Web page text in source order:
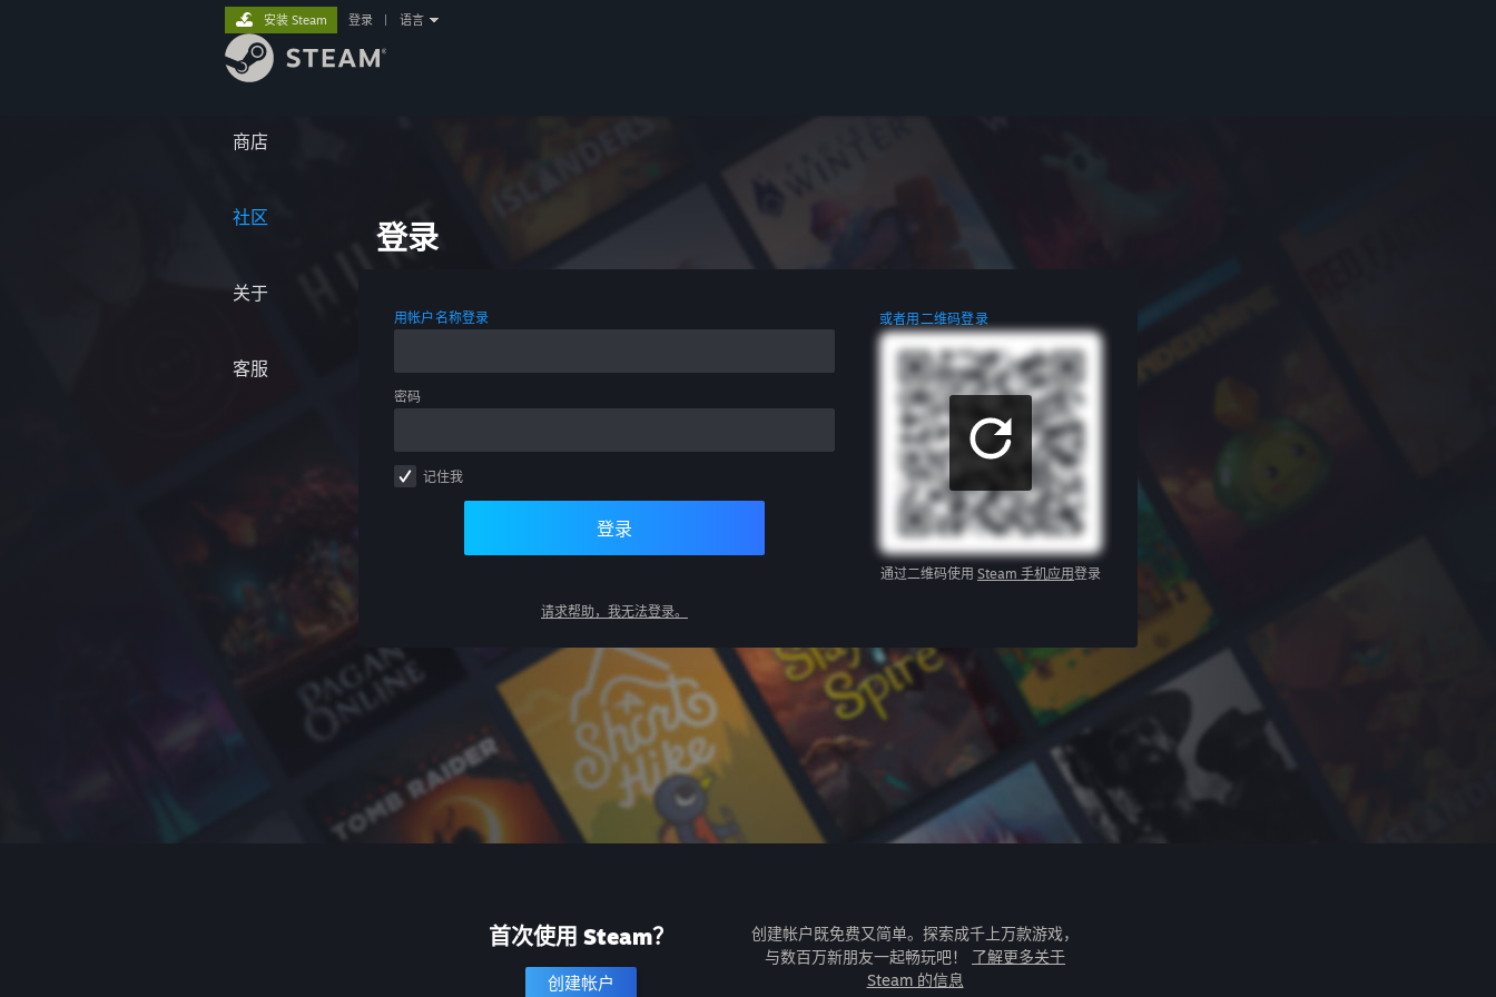
商店
社区
关于
客服
安装 Steam 登录 语言
登录
用帐户名称登录
密码
记住我
登录
请求帮助，我无法登录。
或者用二维码登录
通过二维码使用 Steam 手机应用登录
首次使用 Steam？
创建帐户
创建帐户既免费又简单。探索成千上万款游戏，
与数百万新朋友一起畅玩吧！ 了解更多关于
Steam 的信息